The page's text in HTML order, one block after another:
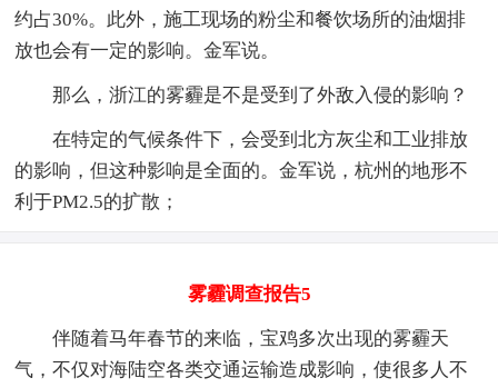
约占30%。此外，施工现场的粉尘和餐饮场所的油烟排
放也会有一定的影响。金军说。
那么，浙江的雾霾是不是受到了外敌入侵的影响？
在特定的气候条件下，会受到北方灰尘和工业排放
的影响，但这种影响是全面的。金军说，杭州的地形不
利于PM2.5的扩散；
雾霾调查报告5
伴随着马年春节的来临，宝鸡多次出现的雾霾天
气，不仅对海陆空各类交通运输造成影响，使很多人不